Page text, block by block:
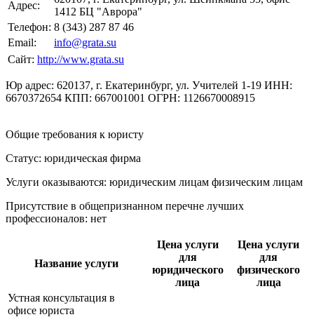
Адрес:
1412 БЦ "Аврора"
Телефон: 8 (343) 287 87 46
Email:
info@grata.su
Сайт: http://www.grata.su
Юр адрес: 620137, г. Екатеринбург, ул. Учителей 1-19 ИНН:
6670372654 КПП: 667001001 ОГРН: 1126670008915
Общие требования к юристу
Статус: юридическая фирма
Услуги оказываются: юридическим лицам физическим лицам
Присутствие в общепризнанном перечне лучших
профессионалов: нет
Название услуги
Цена услуги
для
юридического
лица
Цена услуги
для
физического
лица
Устная консультация в
офисе юриста